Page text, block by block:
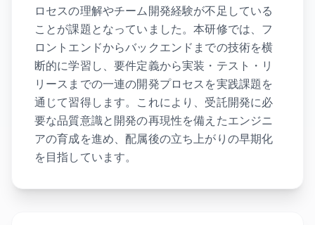
ロセスの理解やチーム開発経験が不足している
ことが課題となっていました。本研修では、フ
ロントエンドからバックエンドまでの技術を横
断的に学習し、要件定義から実装・テスト・リ
リースまでの一連の開発プロセスを実践課題を
通じて習得します。これにより、受託開発に必
要な品質意識と開発の再現性を備えたエンジニ
アの育成を進め、配属後の立ち上がりの早期化
を目指しています。